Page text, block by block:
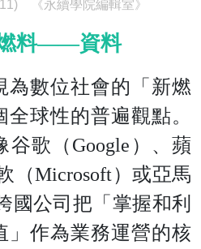
《永續學院編輯室》
料——資料
為數位社會的「新燃
球性的普遍觀點。
歌（Google）、蘋
（Microsoft）或亞馬
國公司把「掌握和利
」作為業務運營的核